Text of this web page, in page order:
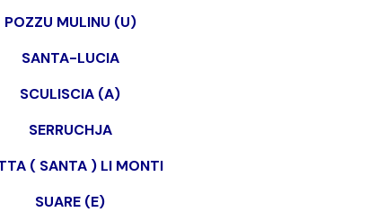
POZZU MULINU (U)
SANTA-LUCIA
SCULISCIA (A)
SERRUCHJA
( SANTA ) LI MONTI
SUARE (E)